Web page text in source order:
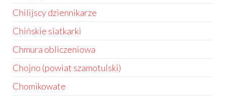
Chilijscy dziennikarze
Chińskie siatkarki
Chmura obliczeniowa
Chojno (powiat szamotulski)
Chomikowate